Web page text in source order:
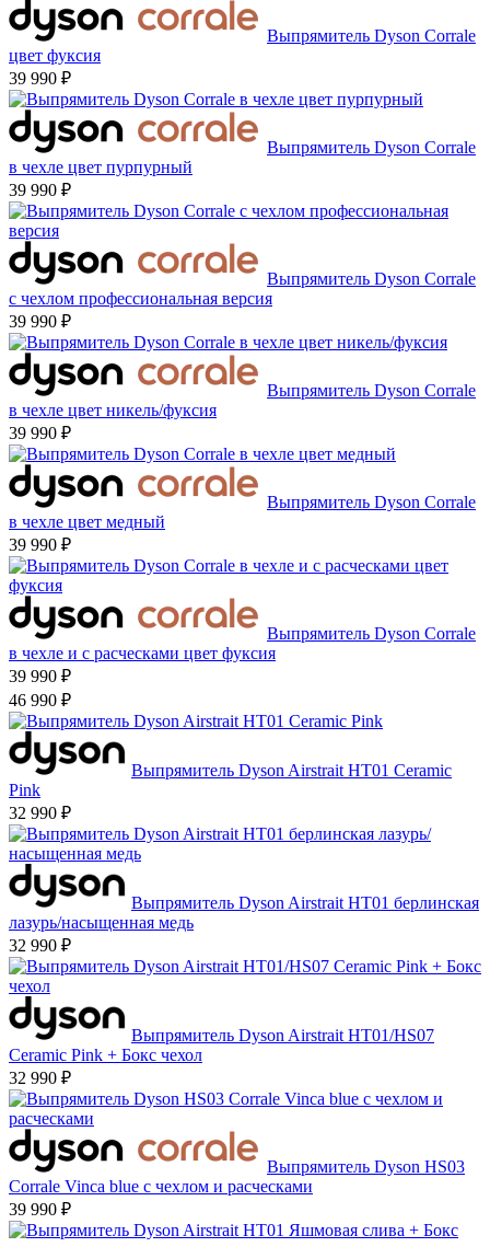
Выпрямитель Dyson Corrale
цвет фуксия
39 990 ₽
Выпрямитель Dyson Corrale
в чехле цвет пурпурный
39 990 ₽
Выпрямитель Dyson Corrale
c чехлом профессиональная версия
39 990 ₽
Выпрямитель Dyson Corrale
в чехле цвет никель/фуксия
39 990 ₽
Выпрямитель Dyson Corrale
в чехле цвет медный
39 990 ₽
Выпрямитель Dyson Corrale
в чехле и с расческами цвет фуксия
39 990 ₽
46 990 ₽
Выпрямитель Dyson Airstrait HT01 Ceramic
Pink
32 990 ₽
Выпрямитель Dyson Airstrait HT01 берлинская
лазурь/насыщенная медь
32 990 ₽
Выпрямитель Dyson Airstrait HT01/HS07
Ceramic Pink + Бокс чехол
32 990 ₽
Выпрямитель Dyson HS03
Corrale Vinca blue с чехлом и расческами
39 990 ₽